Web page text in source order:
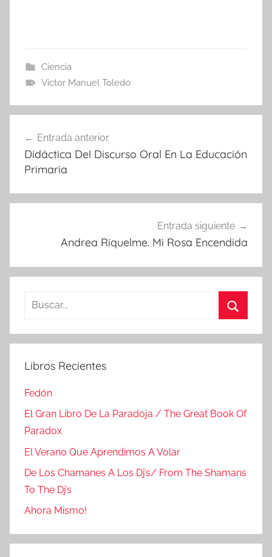
Ciencia
Victor Manuel Toledo
de
entradas
Entrada anterior
Didáctica Del Discurso Oral En La Educación
Primaria
Entrada siguiente
Andrea Riquelme. Mi Rosa Encendida
Buscar:
Libros Recientes
Fedón
El Gran Libro De La Paradoja / The Great Book Of
Paradox
El Verano Que Aprendimos A Volar
De Los Chamanes A Los Dj’s/ From The Shamans
To The Dj’s
Ahora Mismo!